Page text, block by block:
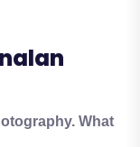
What